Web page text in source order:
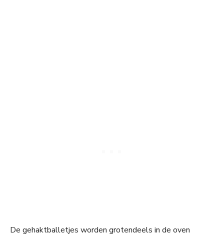
De gehaktballetjes worden grotendeels in de oven